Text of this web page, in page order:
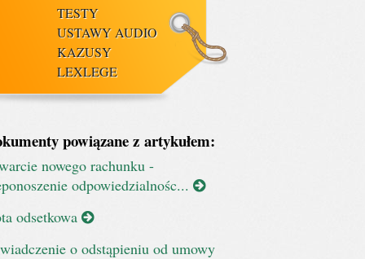
TESTY
USTAWY AUDIO
KAZUSY
LEXLEGE
powiązane z artykułem:
nowego rachunku -
odpowiedzialnośc...
odsetkowa
o odstąpieniu od umowy